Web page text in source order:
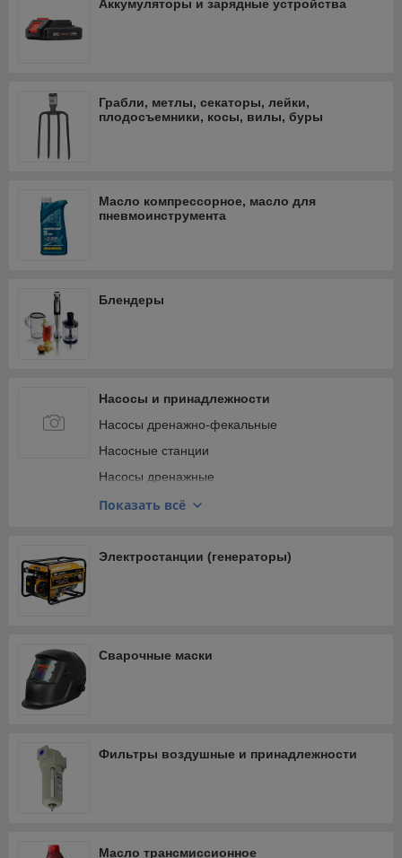
Аккумуляторы и зарядные устройства
Грабли, метлы, секаторы, лейки,
плодосъемники, косы, вилы, буры
Масло компрессорное, масло для
пневмоинструмента
Блендеры
Насосы и принадлежности
Насосы дренажно-фекальные
Насосные станции
Насосы дренажные
Насосы поверхностные
Гидроаккумуляторы
Показать всё
Электростанции (генераторы)
Сварочные маски
Фильтры воздушные и принадлежности
Масло трансмиссионное